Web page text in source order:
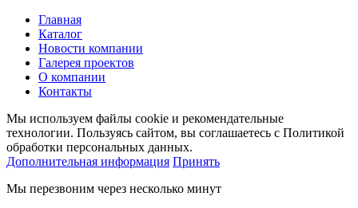
Главная
Каталог
Новости компании
Галерея проектов
О компании
Контакты
Мы используем файлы cookie и рекомендательные
технологии. Пользуясь сайтом, вы соглашаетесь с Политикой
обработки персональных данных.
Дополнительная информация Принять
Мы перезвоним через несколько минут